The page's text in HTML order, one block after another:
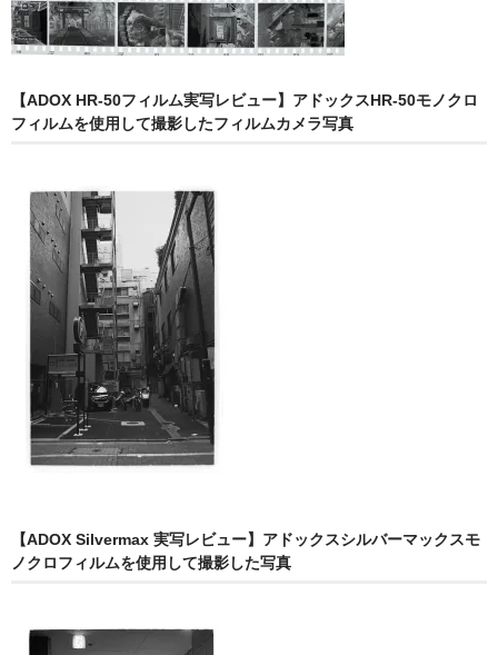
【ADOX HR-50フィルム実写レビュー】アドックスHR-50モノクロ
フィルムを使用して撮影したフィルムカメラ写真
【ADOX Silvermax 実写レビュー】アドックスシルバーマックスモ
ノクロフィルムを使用して撮影した写真